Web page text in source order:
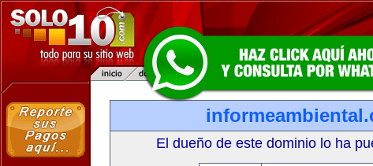
El dueño de este dominio lo ha